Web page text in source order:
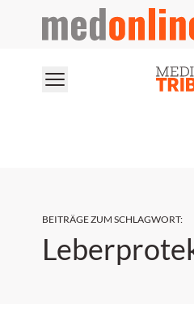
medonline
BEITRÄGE ZUM SCHLAGWORT: